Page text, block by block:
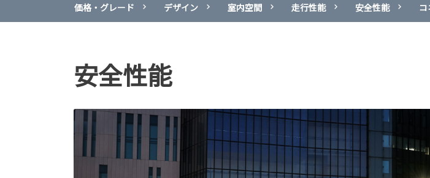
価格・グレード デザイン 室内空間 走行性能 安全性能
安全性能